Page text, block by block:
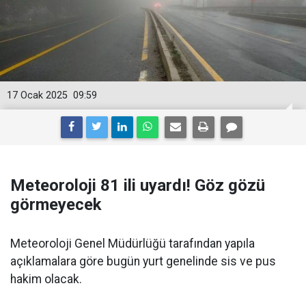
09:59
17 Ocak 2025
Meteoroloji 81 ili uyardı! Göz gözü
görmeyecek
Meteoroloji Genel Müdürlüğü tarafından yapıla
açıklamalara göre bugün yurt genelinde sis ve pus
hakim olacak.